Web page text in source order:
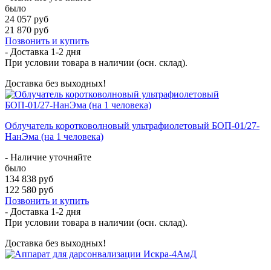
было
24 057 руб
21 870 руб
Позвонить и купить
- Доставка 1-2 дня
При условии товара в наличии (осн. склад).
Доставка без выходных!
Облучатель коротковолновый ультрафиолетовый БОП-01/27-
НанЭма (на 1 человека)
- Наличие уточняйте
было
134 838 руб
122 580 руб
Позвонить и купить
- Доставка 1-2 дня
При условии товара в наличии (осн. склад).
Доставка без выходных!